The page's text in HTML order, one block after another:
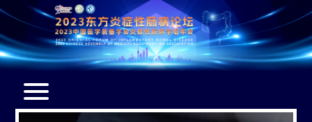
首
迎
会 会 会 展 特 联